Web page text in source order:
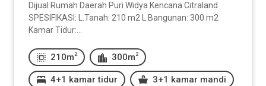
Dijual Rumah Daerah Puri Widya Kencana Citraland
SPESIFIKASI: L.Tanah: 210 m2 L.Bangunan: 300 m2
Kamar Tidur:...
210m 2 300m 2
4+1 kamar tidur 3+1 kamar mandi